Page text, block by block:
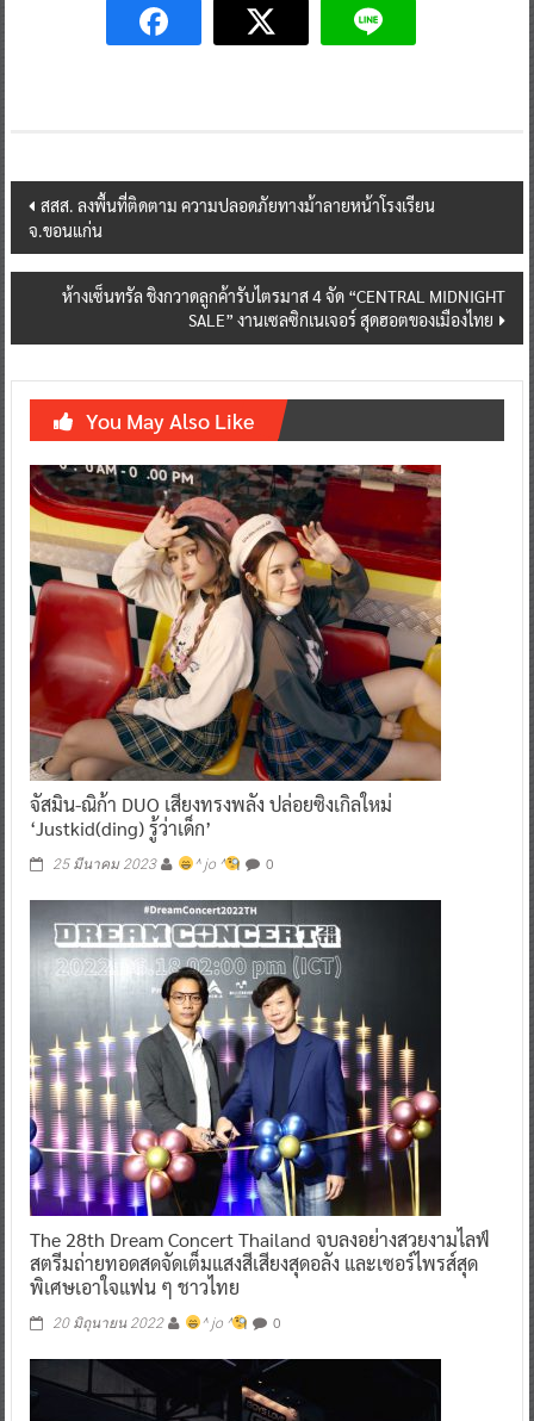
Post
navigation
สสส. ลงพื้นที่ติดตาม ความปลอดภัยทางม้าลายหน้าโรงเรียน
จ.ขอนแก่น
ห้างเซ็นทรัล ชิงกวาดลูกค้ารับไตรมาส 4 จัด “CENTRAL MIDNIGHT
SALE” งานเซลซิกเนเจอร์ สุดฮอตของเมืองไทย
You May Also Like
จัสมิน-ณิก้า DUO เสียงทรงพลัง ปล่อยซิงเกิลใหม่
‘Justkid(ding) รู้ว่าเด็ก’
25 มีนาคม 2023 ^ jo ^ 0
The 28th Dream Concert Thailand จบลงอย่างสวยงามไลฟ์
สตรีมถ่ายทอดสดจัดเต็มแสงสีเสียงสุดอลัง และเซอร์ไพรส์สุด
พิเศษเอาใจแฟน ๆ ชาวไทย
20 มิถุนายน 2022 ^ jo ^ 0